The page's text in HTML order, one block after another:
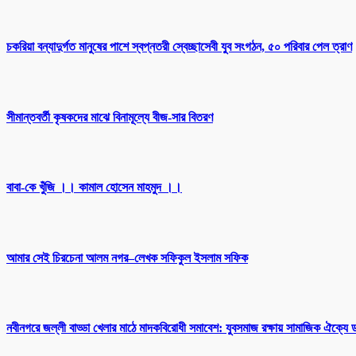
চকরিয়া বন্যাদুর্গত মানুষের পাশে স্বপ্নতরী স্বেচ্ছাসেবী যুব সংগঠন, ৫০ পরিবার পেল ত্রাণ
সীমান্তবর্তী কৃষকদের মাঝে বিনামূল্যে বীজ-সার বিতরণ
বাবা-কে খুঁজি ।। কামাল হোসেন মাহমুদ ।।
আমার সেই চিরচেনা আলম নগর–লেখক সফিকুল ইসলাম সফিক
নবীনগরে জল্লী বাড্ডা খেলার মাঠে মাদকবিরোধী সমাবেশ: যুবসমাজ রক্ষায় সামাজিক